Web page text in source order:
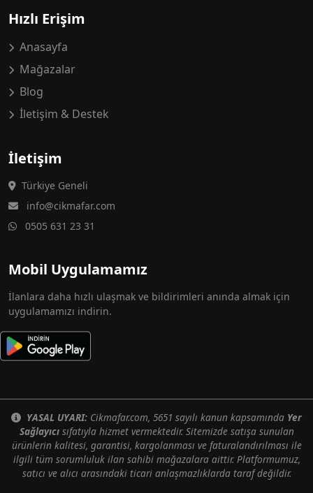
Hızlı Erişim
Anasayfa
Mağazalar
Blog
İletişim & Destek
İletişim
Türkiye Geneli
info@cikmafar.com
0505 631 23 31
Mobil Uygulamamız
İlanlara daha hızlı ulaşmak ve bildirimleri anında almak için
uygulamamızı indirin.
YASAL UYARI: Cikmafar.com, 5651 sayılı kanun kapsamında Yer
Sağlayıcısıfatıyla hizmet vermektedir. Sitemizde satışa sunulan
ürünlerin kalitesi, garantisi, kargolanması ve faturalandırılması ile
ilgili tüm sorumluluk ilan sahibi mağazalara aittir. Platformumuz,
satıcı ve alıcı arasındaki ticari anlaşmazlıklarda taraf değildir.